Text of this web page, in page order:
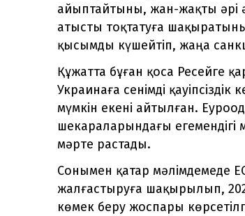
айыптайтыны, жан-жақты әрі
атысты тоқтатуға
қысымды күшейтіп, жаңа
Құжатта бұған қоса Ресейге
Украинаға сенімді қауіпсіздік
мүмкін екені айтылған.
шекараларындағы
мәрте растады.
Сонымен қатар мәлімдемеде
жалғастыруға шақырылып,
көмек беру жоспары